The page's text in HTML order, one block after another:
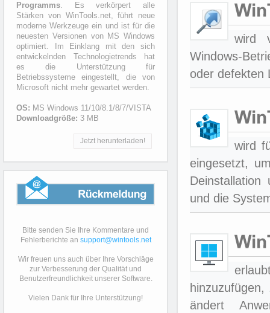
wird
Windows-
oder defekten
wird
eingesetzt,
Deinstallation
und die
ändert
Programms. Es verkörpert alle
Stärken von WinTools.net, führt neue
moderne Werkzeuge ein und ist für die
neuesten Versionen von MS Windows
optimiert. Im Einklang mit den sich
entwickelnden Technologietrends hat
es die Unterstützung für
Betriebssysteme eingestellt, die von
Microsoft nicht mehr gewartet werden.
OS: MS Windows 11/10/8.1/8/7/VISTA
Downloadgröße: 3 MB
Jetzt herunterladen!
Bitte senden Sie Ihre Kommentare und
Fehlerberichte an support@wintools.net
Wir freuen uns auch über Ihre Vorschläge
zur Verbesserung der Qualität und
Benutzerfreundlichkeit unserer Software.
Vielen Dank für Ihre Unterstützung!